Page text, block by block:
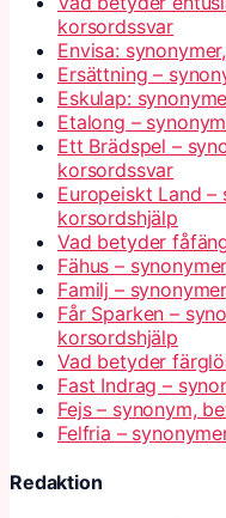
korsordssvar
Envisa:
Ersättning –
Eskulap:
Etalong –
Ett Brädspel –
korsordssvar
Europeiskt Land
korsordshjälp
Vad betyder
Fähus –
Familj –
Får Sparken –
korsordshjälp
Vad betyder
Fast Indrag –
Fejs – synonym,
Felfria –
Redaktion